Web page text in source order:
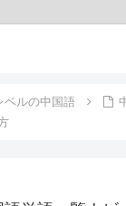
ベルの中国語